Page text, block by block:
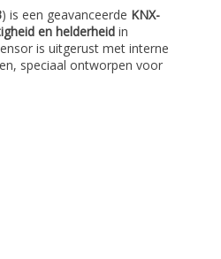
) is een geavanceerde KNX-
en helderheid in
is uitgerust met interne
speciaal ontworpen voor